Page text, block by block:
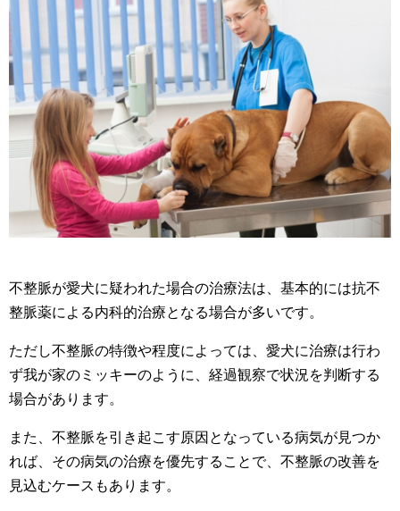
不整脈が愛犬に疑われた場合の治療法は、基本的には抗不
整脈薬による内科的治療となる場合が多いです。
ただし不整脈の特徴や程度によっては、愛犬に治療は行わ
ず我が家のミッキーのように、経過観察で状況を判断する
場合があります。
また、不整脈を引き起こす原因となっている病気が見つか
れば、その病気の治療を優先することで、不整脈の改善を
見込むケースもあります。